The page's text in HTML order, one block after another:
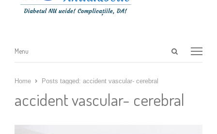
Open
Menu
Menu
Home Posts tagged: accident vascular- cerebral
accident vascular- cerebral